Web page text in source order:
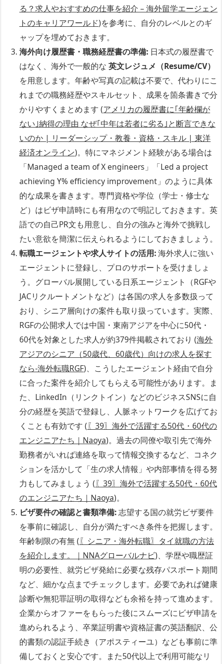
る？求人やおすすめの仕事を紹介 – 海外留学エージェン
トのキャリアワールド)を参考に、自分のレベルとのギ
ャップを埋めておきます。
海外向け履歴書・職務経歴書の準備: 日本式の履歴書で
はなく、海外で一般的な 英文レジュメ（Resume/CV）
を用意します。年齢や写真の記載は不要で、代わりにこ
れまでの職務経歴やスキルセット、成果を箇条書きで分
かりやすくまとめます (アメリカの履歴書に｢年齢欄が
ない｣納得の理由 なぜ｢中年は若者に劣る｣と断言できな
いのか | リーダーシップ・教養・資格・スキル | 東洋
経済オンライン)。特にマネジメント経験がある場合は
「Managed a team of X engineers」「Led a project
achieving Y% efficiency improvement」のように具体
的な成果を書きます。専門資格や学位（学士・修士な
ど）はビザ申請時にも有用なので明記しておきます。英
語での自己PR文も用意し、自分の強みと海外で挑戦し
たい意欲を簡潔に伝えられるようにしておきましょう。
転職エージェントや求人サイトの活用:海外求人に強い
エージェントに登録し、プロのサポートを受けましょ
う。グローバル展開している日系エージェント（RGFや
JACリクルートメントなど）は各国の求人を多数扱って
おり、シニア層向けの案件も取り扱っています。実際、
RGFの公開求人では中国・東南アジアを中心に50代・
60代を対象とした求人が約379件掲載されており (海外
アジアのシニア（50歳代、60歳代）向けの求人を探す
なら‐海外転職RGF)、こうしたエージェント経由で自分
に合った案件を紹介してもらえる可能性があります。ま
た、LinkedIn（リンクトイン）などのビジネスSNSに自
分の経歴を英語で登録し、人脈ネットワークを広げてお
くことも有効です (〖39〗海外で活躍する50代・60代の
エンジニアたち｜Naoya)。過去の同僚や取引先で海外
勤務者がいれば連絡を取って情報交換するなど、コネク
ションを活かして「生の求人情報」や内部事情を得る努
力もしてみましょう (〖39〗海外で活躍する50代・60代
のエンジニアたち｜Naoya)。
ビザ要件の確認と書類準備:志望する国の就労ビザ要件
を事前に確認し、自分が満たすべき条件を把握します。
年齢制限の有無 (〖シニア・海外転職〗タイ就職の方法
を紹介します。｜NNAグローバルナビ)、学歴や職歴証
明の必要性、就労ビザ発給に必要な残存パスポート期間
など、細かな点までチェックします。必要であれば健康
診断や無犯罪証明の取得なども余裕を持って進めます。
企業からオファーをもらった後にスムーズにビザ申請を
進められるよう、卒業証明書や資格証書の英語翻訳、公
的書類の認証手続き（アポスティーユ）なども事前に準
備しておくと安心です。また50代以上で利用可能なリ